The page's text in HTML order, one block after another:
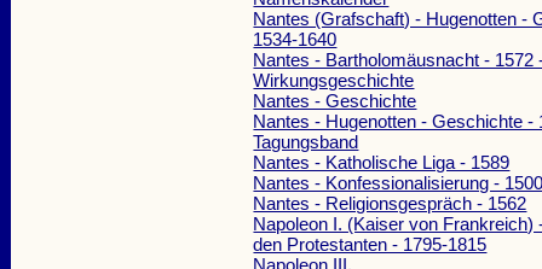
Nantes (Grafschaft) - Hugenotten -
1534-1640
Nantes - Bartholomäusnacht - 1572
Wirkungsgeschichte
Nantes - Geschichte
Nantes - Hugenotten - Geschichte -
Tagungsband
Nantes - Katholische Liga - 1589
Nantes - Konfessionalisierung -
Nantes - Religionsgespräch - 1562
Napoleon I. (Kaiser von Frankreich)
den Protestanten - 1795-1815
Napoleon III.